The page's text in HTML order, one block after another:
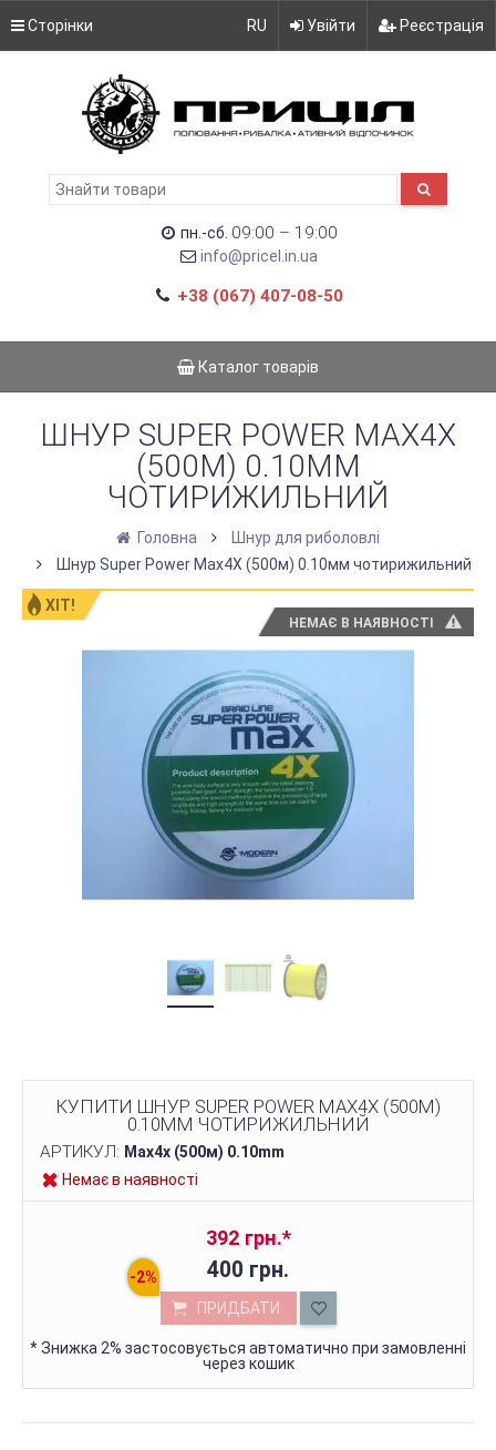
Сторінки RU Увійти Реєстрація
пн.-сб. 09:00 – 19:00
info@pricel.in.ua
+38 (067) 407-08-50
Каталог товарів
ШНУР SUPER POWER MAX4X
(500М) 0.10ММ
ЧОТИРИЖИЛЬНИЙ
Головна
Шнур для риболовлі
Шнур Super Power Max4X (500м) 0.10мм чотирижильний
ХІТ!
НЕМАЄ В НАЯВНОСТІ
КУПИТИ ШНУР SUPER POWER MAX4X (500М)
0.10ММ ЧОТИРИЖИЛЬНИЙ
АРТИКУЛ: Max4x (500м) 0.10mm
Немає в наявності
392 грн.*
400 грн.
ПРИДБАТИ
*Знижка 2% застосовується автоматично при замовленні
через кошик